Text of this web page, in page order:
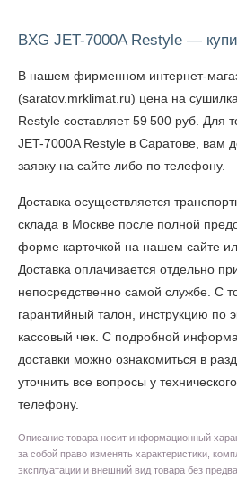
BXG JET-7000A Restyle —
В нашем фирменном интернет-
(saratov.mrklimat.ru) цена на
Restyle составляет 59 500 руб. Для
JET-7000A Restyle в Саратове , вам
заявку на сайте либо по телефону.
Доставка осуществляется
склада в Москве после полной
форме карточкой на нашем сайте
Доставка оплачивается отдельно
непосредственно самой службе. С
гарантийный талон, инструкцию по
кассовый чек. С подробной
доставки можно ознакомиться в
уточнить все вопросы у
телефону.
Описание товара носит информационный
за собой право изменять характеристики,
эксплуатации и внешний вид товара без